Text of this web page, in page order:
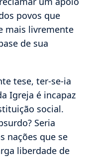
povos que
mais livremente
de sua
tese, ter-se-ia
Igreja é incapaz
social.
Seria
nações que se
liberdade de